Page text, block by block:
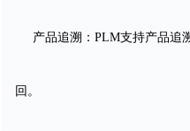
产品追溯：PLM支持产品追
回。